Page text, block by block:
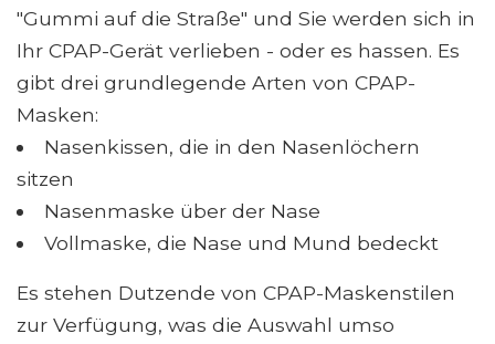
"Gummi auf die Straße" und Sie werden sich in
Ihr CPAP-Gerät verlieben - oder es hassen. Es
gibt drei grundlegende Arten von CPAP-
Masken:
Nasenkissen, die in den Nasenlöchern
sitzen
Nasenmaske über der Nase
Vollmaske, die Nase und Mund bedeckt
Es stehen Dutzende von CPAP-Maskenstilen
zur Verfügung, was die Auswahl umso